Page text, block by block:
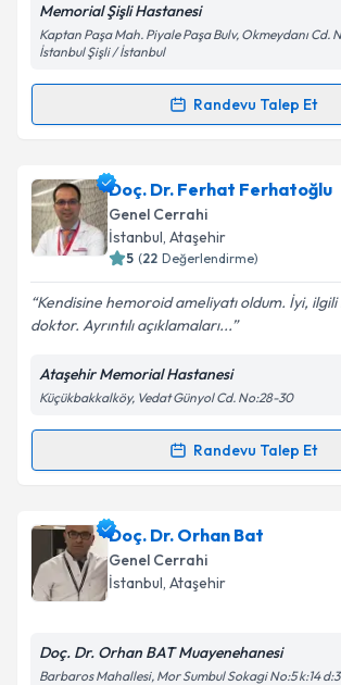
Takvim Talebini
Memorial Şişli Hastanesi
Kaptan Paşa Mah. Piyale Paşa Bulv, Okmeydanı Cd.
İstanbul Şişli / İstanbul
Randevu Talep Et
Randevu Takvimi Talebi
Prof. Dr. Bülent Çitgeziçin randevu
oluşturun. Size bu uzmandan randevu
takvim hazırlandığında e-posta ile
Kişisel verilerimin işlenmesine ilişkin
Metni'ni okudum ve kişisel
kapsamda işlenmesini kabul
Doç. Dr. Ferhat Ferhatoğlu
Genel Cerrahi
İstanbul, Ataşehir
5 (22 Değerlendirme)
Kendisine hemoroid ameliyatı oldum. İyi,
doktor. Ayrıntılı açıklamaları...
Ataşehir Memorial Hastanesi
Küçükbakkalköy, Vedat Günyol Cd. No:28-30
Randevu Talep Et
Randevu Takvimi Talebi
Doç. Dr. Ferhat Ferhatoğlu
talebi oluşturun. Size bu uzmandan
için bir takvim hazırlandığında e-posta
bilgilendireceğiz.
Doç. Dr. Orhan Bat
Genel Cerrahi
İstanbul, Ataşehir
Doç. Dr. Orhan BAT Muayenehanesi
Barbaros Mahallesi, Mor Sumbul Sokagi No:5 k:14